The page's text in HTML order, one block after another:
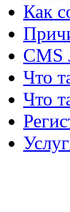
Как
CMS
Что
Что